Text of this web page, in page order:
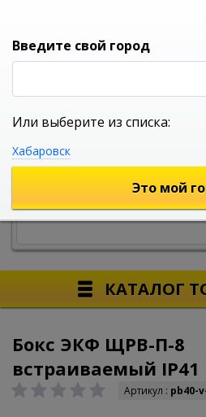
УНИВЕРСАЛЬНЫЙ ИНТЕРНЕТ
КАТАЛОГ
Бокс ЭКФ ЩРВ-П-8
встраиваемый IP41
Артикул : pb40-
Введите свой город
Или выберите из списка:
Хабаровск
Это мой